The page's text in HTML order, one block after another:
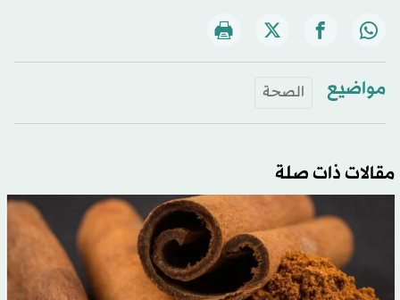
مواضيع الصحة
مقالات ذات صلة